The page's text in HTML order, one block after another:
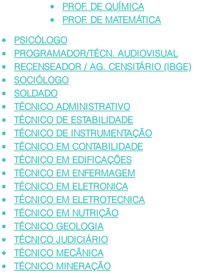
PROF. DE QUÍMICA
PROF. DE MATEMÁTICA
PSICÓLOGO
PROGRAMADOR/TÉCN. AUDIOVISUAL
RECENSEADOR / AG. CENSITÁRIO (IBGE)
SOCIÓLOGO
SOLDADO
TÉCNICO ADMINISTRATIVO
TÉCNICO DE ESTABILIDADE
TÉCNICO DE INSTRUMENTAÇÃO
TÉCNICO EM CONTABILIDADE
TÉCNICO EM EDIFICAÇÕES
TÉCNICO EM ENFERMAGEM
TÉCNICO EM ELETRONICA
TÉCNICO EM ELETROTECNICA
TÉCNICO EM NUTRIÇÃO
TÉCNICO GEOLOGIA
TÉCNICO JUDICIÁRIO
TÉCNICO MECÂNICA
TÉCNICO MINERAÇÃO